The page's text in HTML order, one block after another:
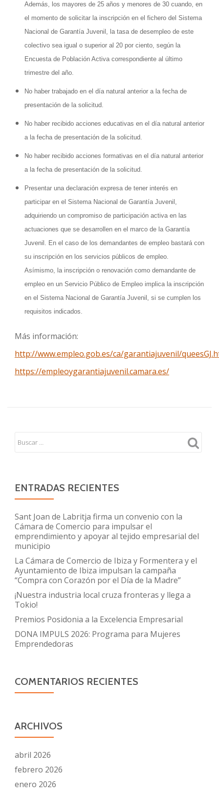
Además, los mayores de 25 años y menores de 30 cuando, en
el momento de solicitar la inscripción en el fichero del Sistema
Nacional de Garantía Juvenil, la tasa de desempleo de este
colectivo sea igual o superior al 20 por ciento, según la
Encuesta de Población Activa correspondiente al último
trimestre del año.
No haber trabajado en el día natural anterior a la fecha de
presentación de la solicitud.
No haber recibido acciones educativas en el día natural anterior
a la fecha de presentación de la solicitud.
No haber recibido acciones formativas en el día natural anterior
a la fecha de presentación de la solicitud.
Presentar una declaración expresa de tener interés en
participar en el Sistema Nacional de Garantía Juvenil,
adquiriendo un compromiso de participación activa en las
actuaciones que se desarrollen en el marco de la Garantía
Juvenil. En el caso de los demandantes de empleo bastará con
su inscripción en los servicios públicos de empleo.
Asímismo, la inscripción o renovación como demandante de
empleo en un Servicio Público de Empleo implica la inscripción
en el Sistema Nacional de Garantía Juvenil, si se cumplen los
requisitos indicados.
Más información:
http://www.empleo.gob.es/ca/garantiajuvenil/
https://empleoygarantiajuvenil.camara.es/
ENTRADAS RECIENTES
Sant Joan de Labritja firma un convenio con la
Cámara de Comercio para impulsar el
emprendimiento y apoyar al tejido empresarial del
municipio
La Cámara de Comercio de Ibiza y Formentera y el
Ayuntamiento de Ibiza impulsan la campaña
“Compra con Corazón por el Día de la Madre”
¡Nuestra industria local cruza fronteras y llega a
Tokio!
Premios Posidonia a la Excelencia Empresarial
DONA IMPULS 2026: Programa para Mujeres
Emprendedoras
COMENTARIOS RECIENTES
ARCHIVOS
abril 2026
febrero 2026
enero 2026